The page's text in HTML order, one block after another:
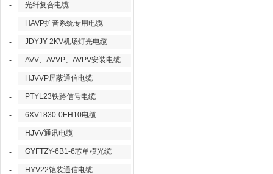
-
光纤复合电缆
- HAVP扩音系统专用电缆
- JDYJY-2KV机场灯光电缆
- AVV、AVVP、AVPV安装电缆
- HJVVP屏蔽通信电缆
- PTYL23铁路信号电缆
- 6XV1830-0EH10电缆
- HJVV通讯电缆
- GYFTZY-6B1-6芯单模光缆
- HYV22铠装通信电缆